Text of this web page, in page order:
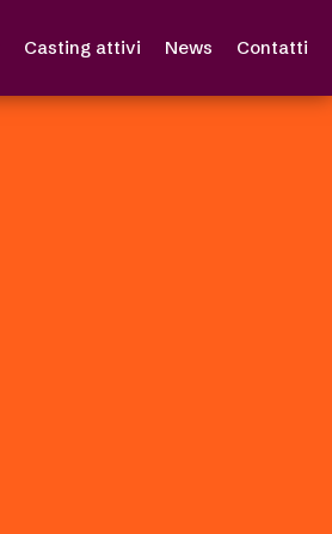
Casting attivi News Contatti